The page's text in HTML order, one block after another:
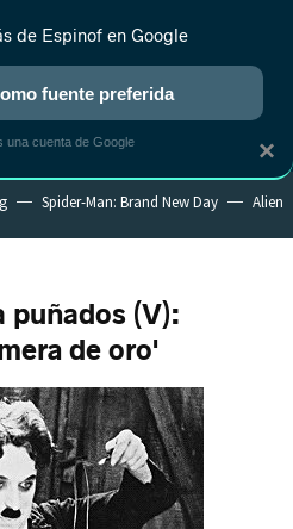
ANIME RANKINGS CINE
Spider-Man: Brand New Day Alien
puñados (V):
de oro'
×
de Espinof en Google
fuente preferida
una cuenta de Google